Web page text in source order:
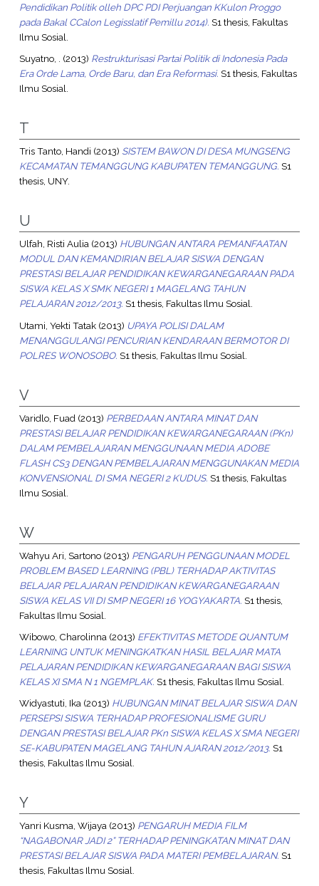
Pendidikan Politik olleh DPC PDI Perjuangan KKulon Proggo
pada Bakal CCalon Legisslatif Pemillu 2014). S1 thesis, Fakultas
Ilmu Sosial.
Suyatno, . (2013) Restrukturisasi Partai Politik di Indonesia Pada
Era Orde Lama, Orde Baru, dan Era Reformasi. S1 thesis, Fakultas
Ilmu Sosial.
T
Tris Tanto, Handi (2013) SISTEM BAWON DI DESA MUNGSENG
KECAMATAN TEMANGGUNG KABUPATEN TEMANGGUNG. S1
thesis, UNY.
U
Ulfah, Risti Aulia(2013) HUBUNGAN ANTARA PEMANFAATAN
MODUL DAN KEMANDIRIAN BELAJAR SISWA DENGAN
PRESTASI BELAJAR PENDIDIKAN KEWARGANEGARAAN PADA
SISWA KELAS X SMK NEGERI 1 MAGELANG TAHUN
PELAJARAN 2012/2013. S1 thesis, Fakultas Ilmu Sosial.
Utami, Yekti Tatak(2013) UPAYA POLISI DALAM
MENANGGULANGI PENCURIAN KENDARAAN BERMOTOR DI
POLRES WONOSOBO. S1 thesis, Fakultas Ilmu Sosial.
V
Varidlo, Fuad (2013) PERBEDAAN ANTARA MINAT DAN
PRESTASI BELAJAR PENDIDIKAN KEWARGANEGARAAN (PKn)
DALAM PEMBELAJARAN MENGGUNAAN MEDIA ADOBE
FLASH CS3 DENGAN PEMBELAJARAN MENGGUNAKAN MEDIA
KONVENSIONAL DI SMA NEGERI 2 KUDUS. S1 thesis, Fakultas
Ilmu Sosial.
W
Wahyu Ari, Sartono(2013) PENGARUH PENGGUNAAN MODEL
PROBLEM BASED LEARNING (PBL) TERHADAP AKTIVITAS
BELAJAR PELAJARAN PENDIDIKAN KEWARGANEGARAAN
SISWA KELAS VII DI SMP NEGERI 16 YOGYAKARTA. S1 thesis,
Fakultas Ilmu Sosial.
Wibowo, Charolinna (2013) EFEKTIVITAS METODE QUANTUM
LEARNING UNTUK MENINGKATKAN HASIL BELAJAR MATA
PELAJARAN PENDIDIKAN KEWARGANEGARAAN BAGI SISWA
KELAS XI SMA N 1 NGEMPLAK. S1 thesis, Fakultas Ilmu Sosial.
Widyastuti, Ika(2013) HUBUNGAN MINAT BELAJAR SISWA DAN
PERSEPSI SISWA TERHADAP PROFESIONALISME GURU
DENGAN PRESTASI BELAJAR PKn SISWA KELAS X SMA NEGERI
SE-KABUPATEN MAGELANG TAHUN AJARAN 2012/2013. S1
thesis, Fakultas Ilmu Sosial.
Y
Yanri Kusma, Wijaya(2013) PENGARUH MEDIA FILM
“NAGABONAR JADI 2” TERHADAP PENINGKATAN MINAT DAN
PRESTASI BELAJAR SISWA PADA MATERI PEMBELAJARAN. S1
thesis, Fakultas Ilmu Sosial.